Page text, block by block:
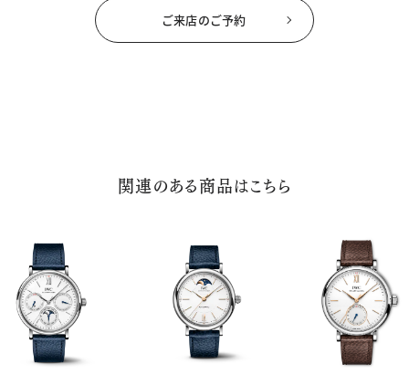
ご来店のご予約
関連のある商品はこちら